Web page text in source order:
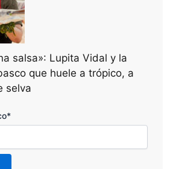
salsa»: Lupita Vidal y la
que huele a trópico, a
selva